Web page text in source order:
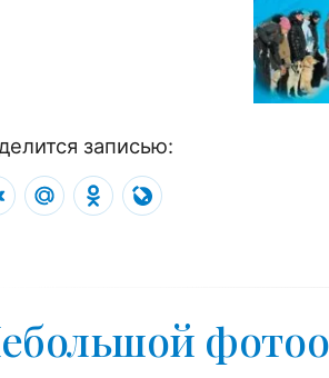
записью:
VK Mail.RuOdnoklassniki